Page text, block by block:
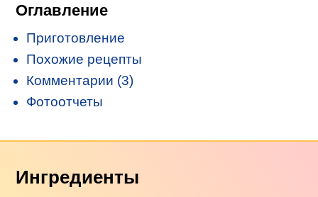
Оглавление
Приготовление
Похожие рецепты
Комментарии (3)
Фотоотчеты
Ингредиенты